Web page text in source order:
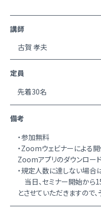
講師
古賀 孝夫
定員
先着30名
備考
・参加無料
・Zoomウェビナーによる
Zoomアプリのダウンロード
・規定人数に達しない場合
当日、セミナー開始から
とさせていただきますので